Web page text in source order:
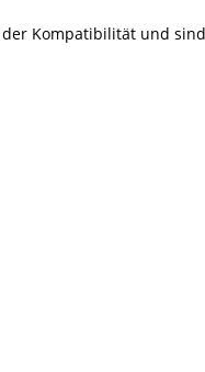
Kompatibilität und